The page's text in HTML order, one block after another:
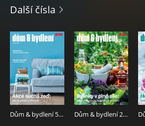
Další čísla
Dům & bydlení 5.8.2026 Dům & bydlení 29.7.2026